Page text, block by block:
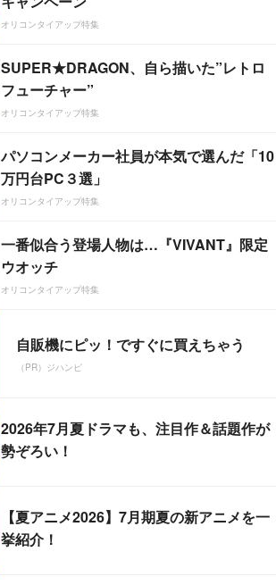
オリコンタイアップ特集
SUPER★DRAGON、自ら描いた”レトロ
フューチャー”
オリコンタイアップ特集
パソコンメーカー社員が本気で選んだ「10
万円台PC３選」
オリコンタイアップ特集
一番似合う登場人物は…『VIVANT』限定
ウオッチ
オリコンタイアップ特集
自販機にピッ！ですぐに買えちゃう
（PR）ジハンピ
2026年7月夏ドラマも、注目作＆話題作が
勢ぞろい！
【夏アニメ2026】7月期夏の新アニメを一
挙紹介！